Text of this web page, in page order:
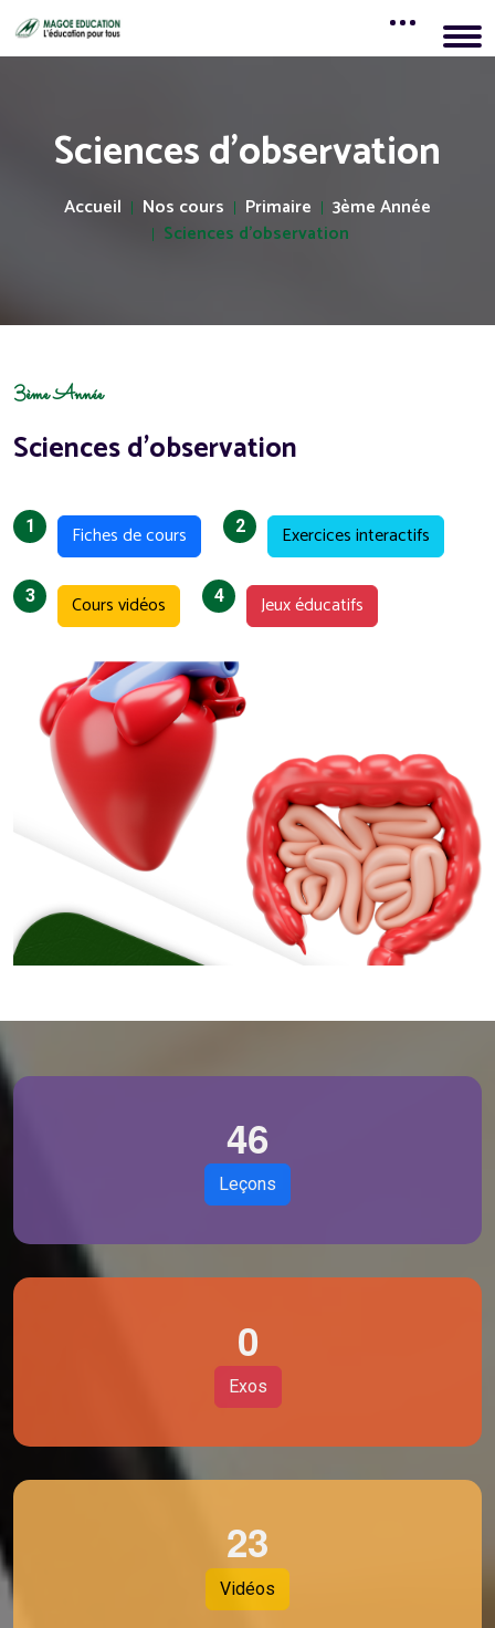
Sciences d'observation
Accueil Nos cours Primaire
3ème Année
Sciences d'observation
3ème Année
Sciences d'observation
1 Fiches de cours 2 Exercices interactifs
3 Cours vidéos 4 Jeux éducatifs
46
Leçons
0
Exos
23
Vidéos